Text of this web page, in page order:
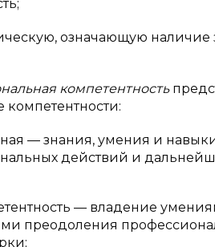
означающую
компетентность
— знания, умения и
действий и
— владение
преодоления